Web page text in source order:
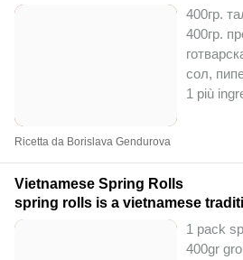
400гр.
400гр.
сол,
1 più
Ricetta da Borislava Gendurova
Vietnamese Spring Rolls
spring rolls is a vietnamese
1 pack
400gr